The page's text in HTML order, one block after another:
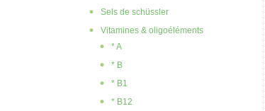
Sels de schüssler
Vitamines & oligoéléments
* A
* B
* B1
* B12